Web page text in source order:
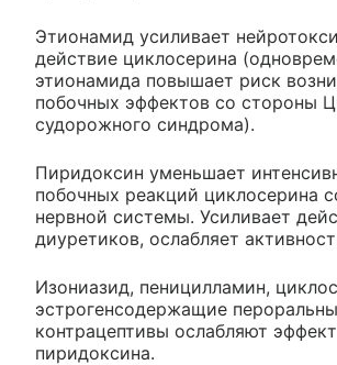
Этионамид усиливает
действие циклосерина
этионамида повышает риск
побочных эффектов со стороны
судорожного синдрома).
Пиридоксин уменьшает
побочных реакций циклосерина
нервной системы. Усиливает
диуретиков, ослабляет
Изониазид, пеницилламин,
эстрогенсодержащие
контрацептивы ослабляют эффект
пиридоксина.